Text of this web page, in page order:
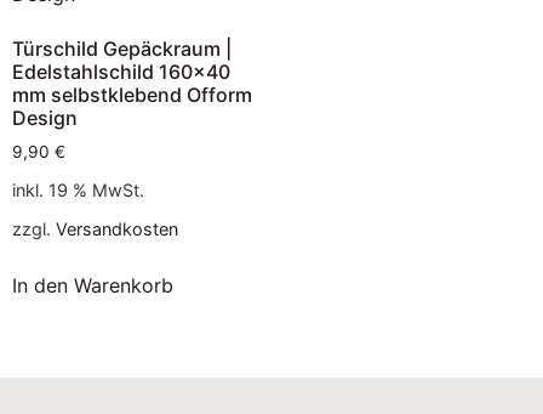
Türschild Gepäckraum |
Edelstahlschild 160×40
mm selbstklebend Ofform
Design
9,90 €
inkl. 19 % MwSt.
zzgl. Versandkosten
In den Warenkorb